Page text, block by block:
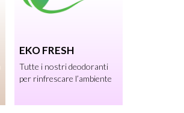
EKO FRESH
Tutte i nostri deodoranti
per rinfrescare l’ambiente